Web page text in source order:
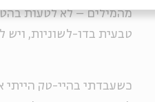
מהמילים – לא לטעות
טבעית בדו-לשוניות, ויש
כשעבדתי בהיי-טק הייתי